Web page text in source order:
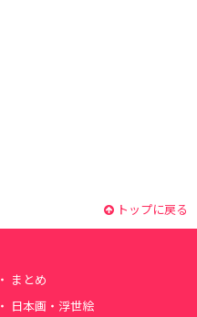
トップに戻る
まとめ
日本画・浮世絵